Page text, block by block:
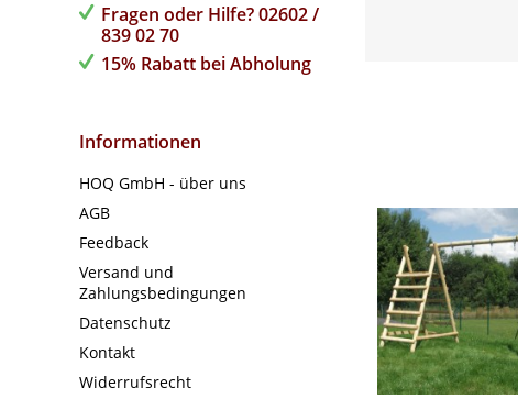
Fragen oder Hilfe? 02602 /
839 02 70
15% Rabatt bei Abholung
Informationen
HOQ GmbH - über uns
AGB
Feedback
Versand und
Zahlungsbedingungen
Datenschutz
Kontakt
Widerrufsrecht